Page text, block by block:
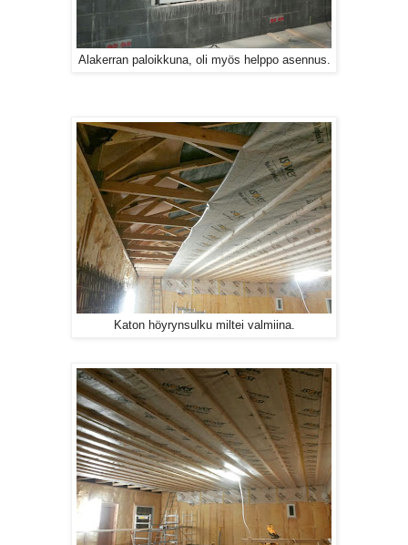
Alakerran paloikkuna, oli myös helppo asennus.
Katon höyrynsulku miltei valmiina.